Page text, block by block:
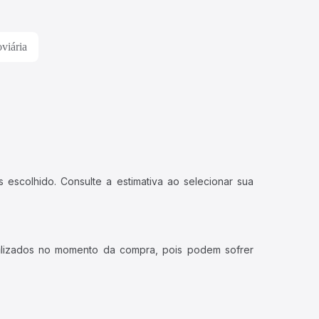
Consulte a estimativa ao selecionar sua
no momento da compra, pois podem sofrer